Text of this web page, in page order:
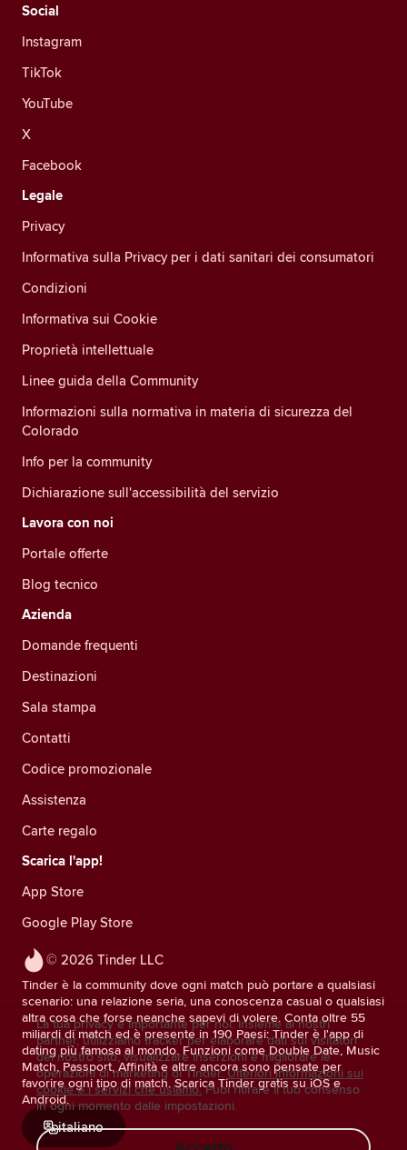
© 2026 Tinder LLC
Tinder è la community dove ogni match può portare a qualsiasi
scenario: una relazione seria, una conoscenza casual o qualsiasi
altra cosa che forse neanche sapevi di volere. Conta oltre 55
miliardi di match ed è presente in 190 Paesi: Tinder è l'app di
dating più famosa al mondo. Funzioni come Double Date, Music
Match, Passport, Affinità e altre ancora sono pensate per
favorire ogni tipo di match. Scarica Tinder gratis su iOS e
Android.
italiano
Social
Instagram
TikTok
YouTube
X
Facebook
Legale
Privacy
Informativa sulla Privacy per i dati sanitari dei consumatori
Condizioni
Informativa sui Cookie
Proprietà intellettuale
Linee guida della Community
Informazioni sulla normativa in materia di sicurezza del
Colorado
Info per la community
Dichiarazione sull'accessibilità del servizio
Lavora con noi
Portale offerte
Blog tecnico
Azienda
Domande frequenti
Destinazioni
Sala stampa
Contatti
Codice promozionale
Assistenza
Carte regalo
Scarica l'app!
App Store
Google Play Store
La tua privacy è importante per noi. Insieme ai nostri
partner, utilizziamo tracker per elaborare dati sui visitatori
del nostro sito, visualizzare inserzioni e migliorare le
operazioni di marketing di Tinder. Ulteriori informazioni sui
cookie e i servizi che usiamo. Puoi ritirare il tuo consenso
in ogni momento dalle impostazioni.